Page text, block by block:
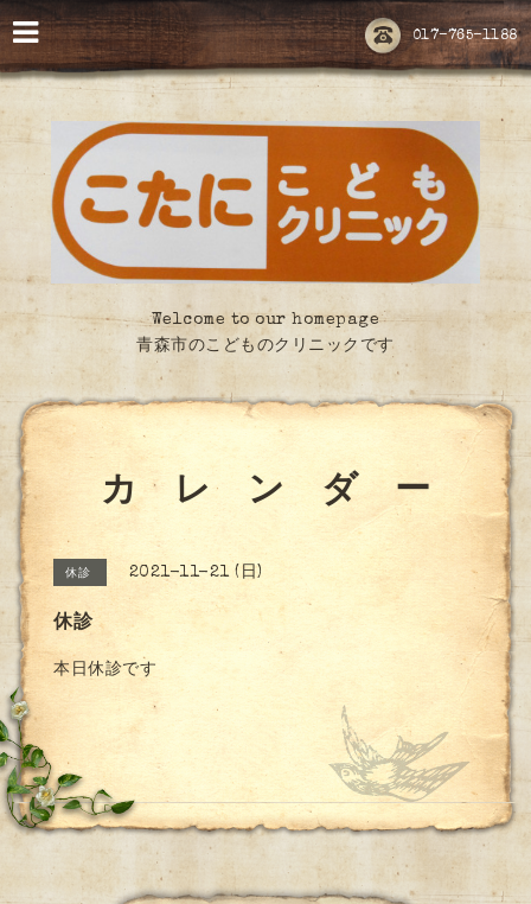
017-765-1188
Welcome to our homepage
青森市のこどものクリニックです
カ レ ン ダ ー
休診 2021-11-21 (日)
休診
本日休診です